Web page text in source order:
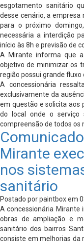
esgotamento sanitário
desse cenário, a empresa
para o próximo
necessária a interdição
início às 8h e previsão de
A Mirante informa que
objetivo de minimizar os
região possui grande fluxo
A concessionária
exclusivamente da
em questão e solicita aos
do local onde o
compreensão de todos os
Mirante
nos
sanitário
Postado por paintbox em
A concessionária Mirante
obras de ampliação e
sanitário dos bairros
consiste em melhorias da